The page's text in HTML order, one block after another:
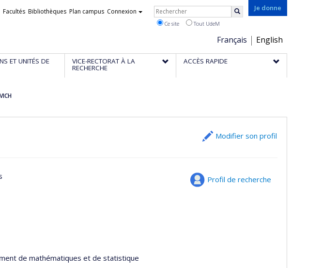
Je donne
Choix
de
la
Français English
Facultés Bibliothèques Plan campus Connexion Rechercher
Ce site Tout UdeM
ET UNITÉS DE VICE-RECTORAT À LA
RECHERCHE
ACCÈS RAPIDE
Modifier son profil
Profil de recherche
de mathématiques et de statistique